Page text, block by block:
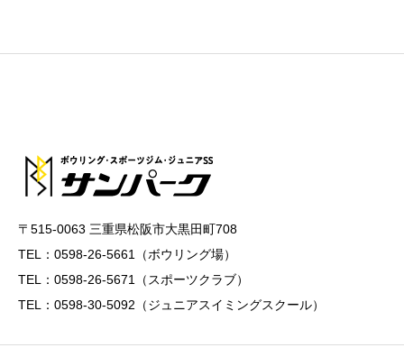
〒515-0063 三重県松阪市大黒田町708
TEL：0598-26-5661（ボウリング場）
TEL：0598-26-5671（スポーツクラブ）
TEL：0598-30-5092（ジュニアスイミングスクール）